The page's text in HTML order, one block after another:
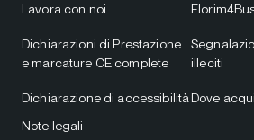
Lavora con noi
Dichiarazioni di Prestazione
e marcature CE complete
Dichiarazione di accessibilità
illeciti
Dove
Note legali